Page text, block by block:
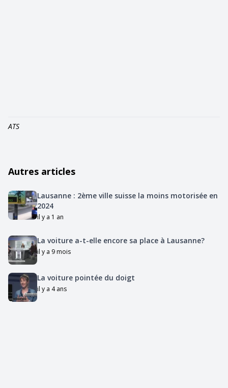
ATS
Autres articles
Lausanne : 2ème ville suisse la moins motorisée en
2024
il y a 1 an
La voiture a-t-elle encore sa place à Lausanne?
il y a 9 mois
La voiture pointée du doigt
il y a 4 ans